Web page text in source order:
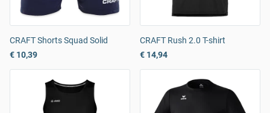
CRAFT Shorts Squad Solid
€ 10,39
CRAFT Rush 2.0 T-shirt
€ 14,94